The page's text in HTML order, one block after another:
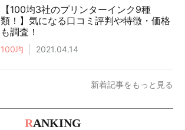
【100均3社のプリンターインク9種
類！】気になる口コミ評判や特徴・価格
も調査！
100均 2021.04.14
新着記事をもっと見る
RANKING